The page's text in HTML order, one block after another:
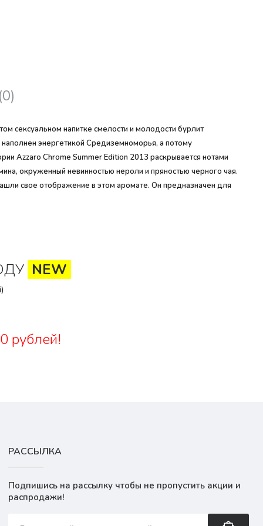
сексуальном напитке смелости и молодости бурлит
энергетикой Средиземноморья, а потому
Azzaro Chrome Summer Edition 2013 раскрывается нотами
окруженный невинностью нероли и пряностью черного чая.
свое отображение в этом аромате. Он предназначен для
NEW
рублей!
РАССЫЛКА
Подпишись на рассылку чтобы не пропустить акции и
распродажи!